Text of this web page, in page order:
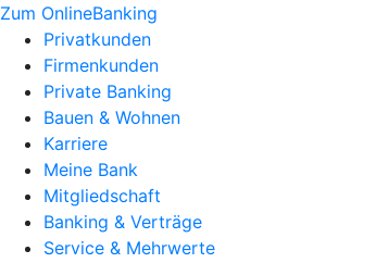
Zum OnlineBanking
Privatkunden
Firmenkunden
Private Banking
Bauen & Wohnen
Karriere
Meine Bank
Mitgliedschaft
Banking & Verträge
Service & Mehrwerte